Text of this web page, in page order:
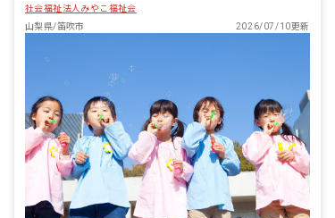
社会福祉法人みやこ福祉会
山梨県/笛吹市
2026/07/10更新